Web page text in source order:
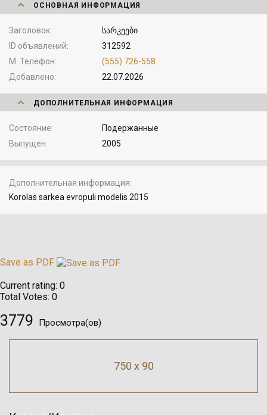
ОСНОВНАЯ ИНФОРМАЦИЯ
Заголовок
სარკეები
ID объявлений
312592
М. Телефон
(555) 726-558
Добавлено
22.07.2026
ДОПОЛНИТЕЛЬНАЯ ИНФОРМАЦИЯ
Состояние
Подержанные
Выпущен
2005
Дополнительная информация
Korolas sarkea evropuli modelis 2015
Save as PDF
Current rating: 0
Total Votes: 0
3779 Просмотра(ов)
750 x 90